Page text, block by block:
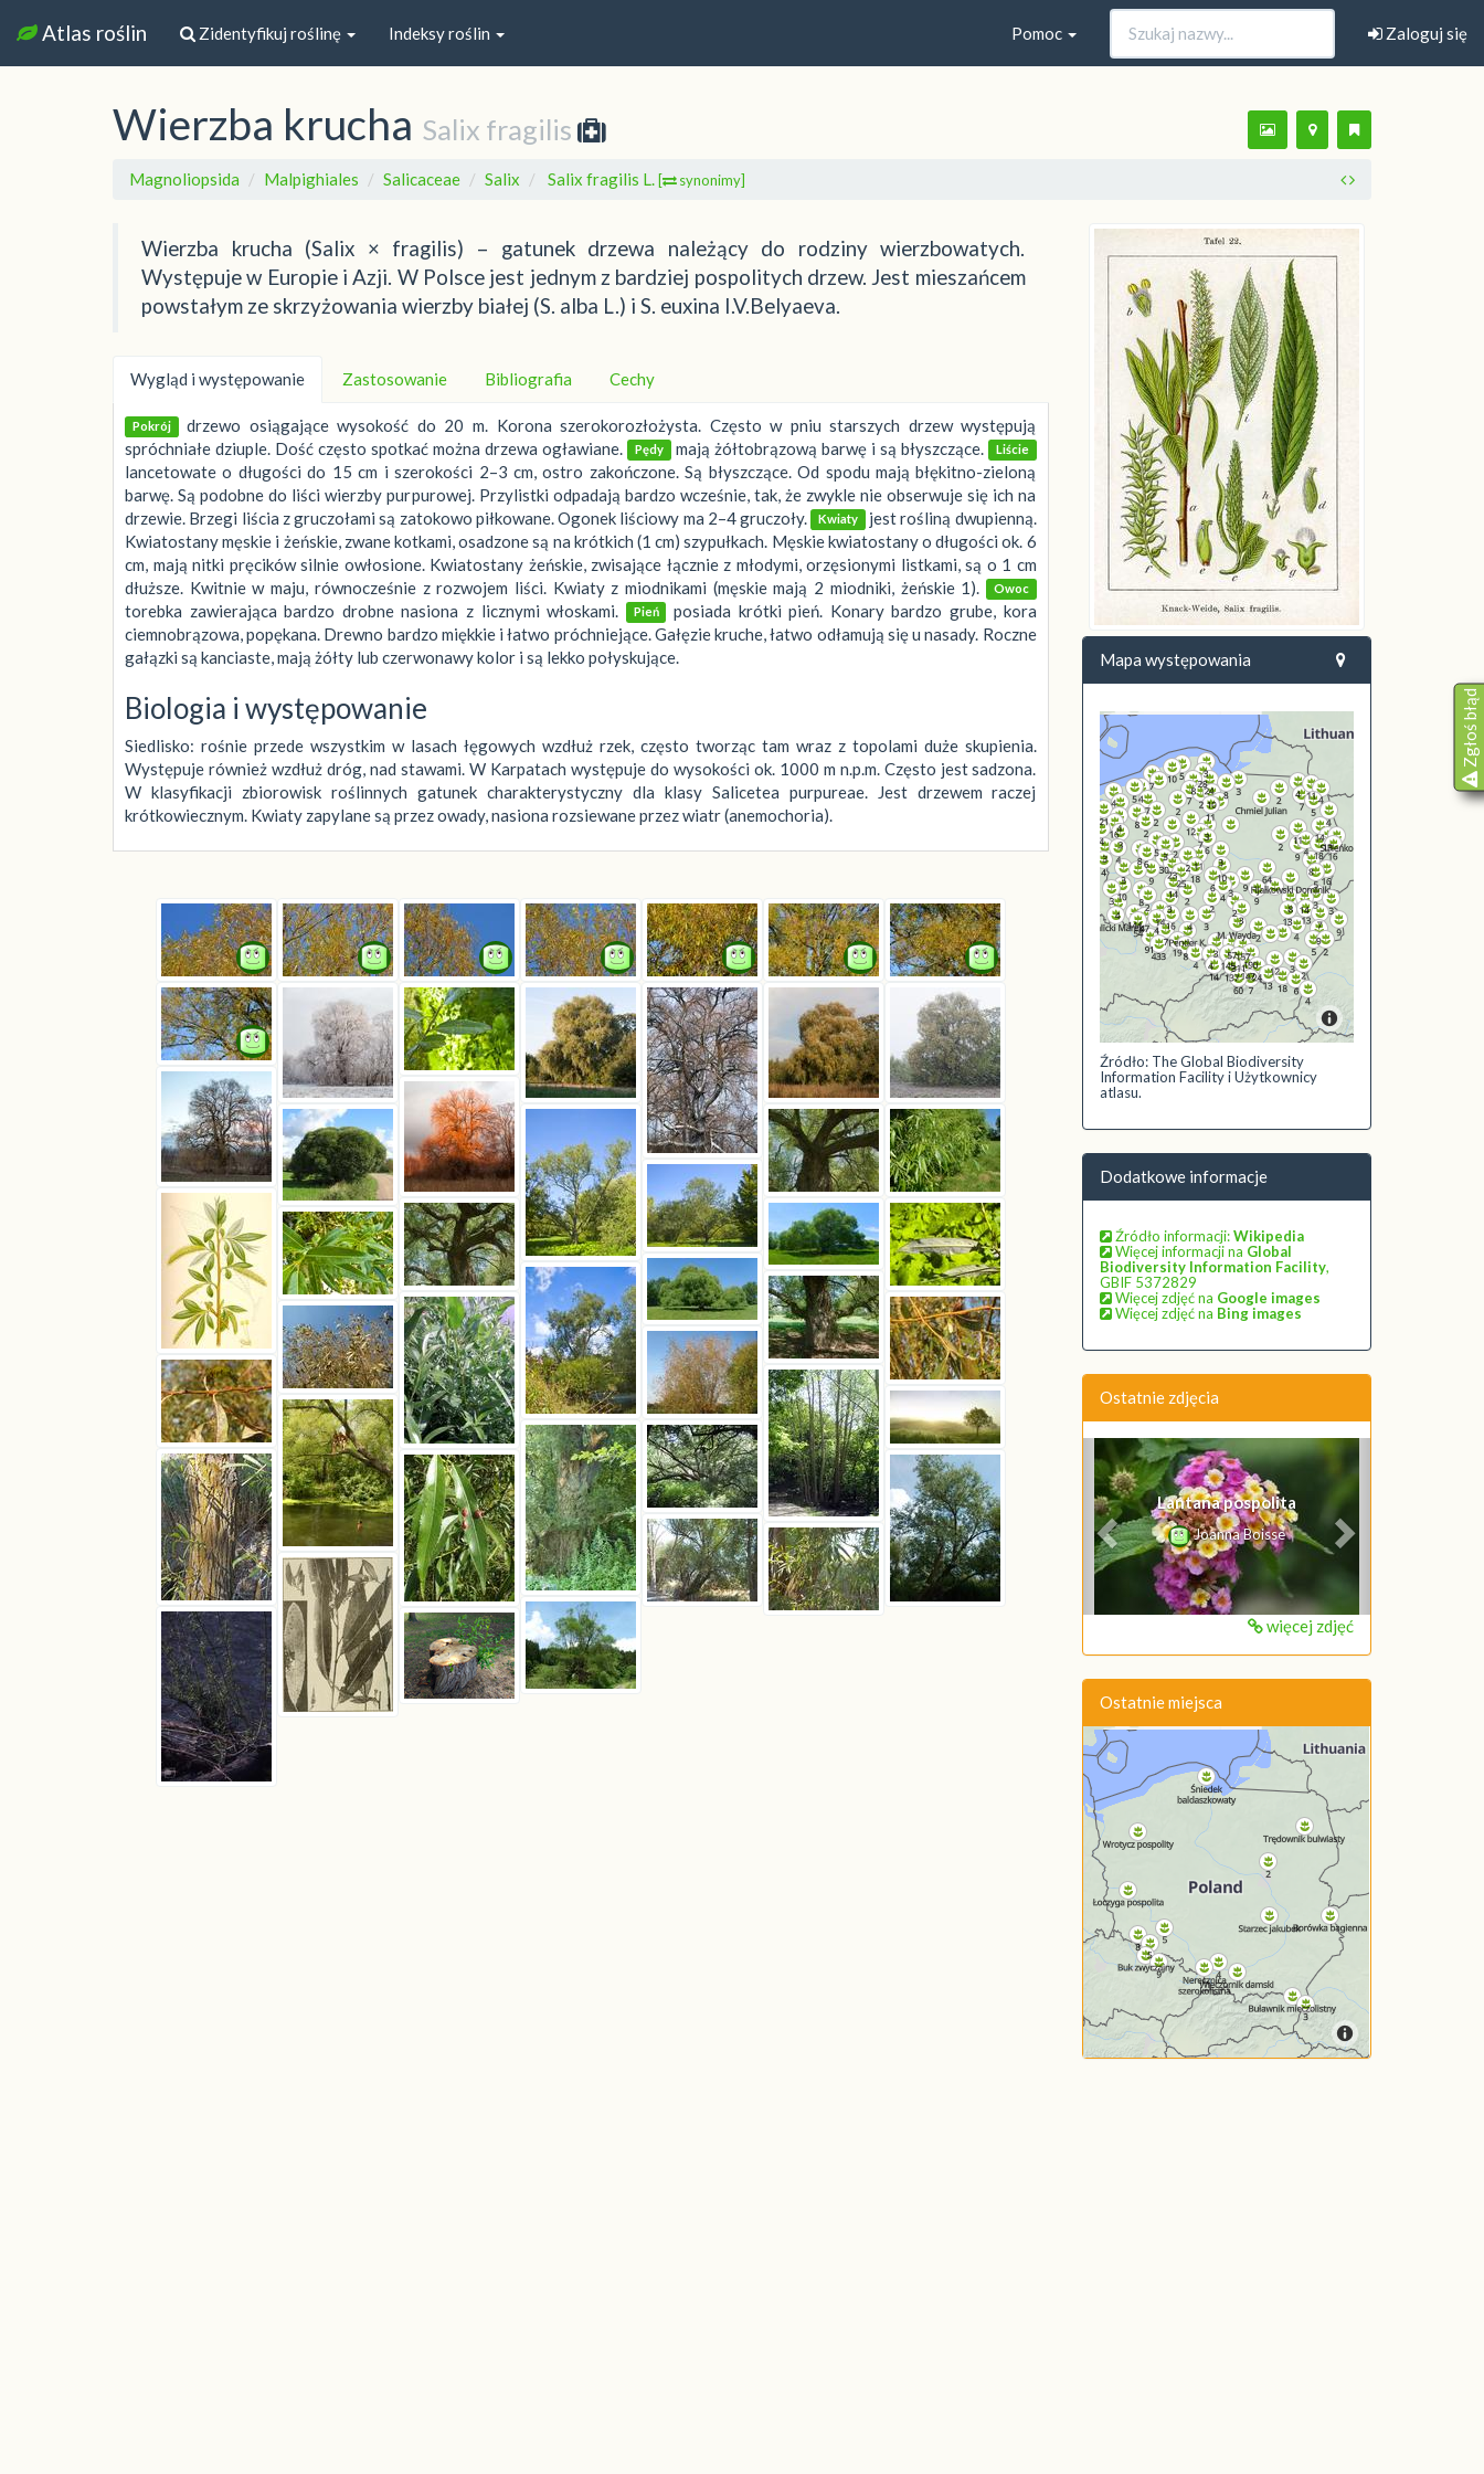
Atlas roślin Zidentyfikuj roślinę Indeksy roślin Zaloguj się
Pomoc
Wierzba krucha Salix fragilis
Magnoliopsida Malpighiales Salicaceae Salix Salix fragilis L. [ synonimy]
Wierzba krucha (Salix × fragilis) – gatunek drzewa należący do rodziny wierzbowatych.
Występuje w Europie i Azji. W Polsce jest jednym z bardziej pospolitych drzew. Jest mieszańcem
powstałym ze skrzyżowania wierzby białej (S. alba L.) i S. euxina I.V.Belyaeva.
Wygląd i występowanie Zastosowanie Bibliografia Cechy
Pokrój drzewo osiągające wysokość do 20 m. Korona szerokorozłożysta. Często w pniu starszych drzew występują
spróchniałe dziuple. Dość często spotkać można drzewa ogławiane. Pędy mają żółtobrązową barwę i są błyszczące. Liście
lancetowate o długości do 15 cm i szerokości 2–3 cm, ostro zakończone. Są błyszczące. Od spodu mają błękitno-zieloną
barwę. Są podobne do liści wierzby purpurowej. Przylistki odpadają bardzo wcześnie, tak, że zwykle nie obserwuje się ich na
drzewie. Brzegi liścia z gruczołami są zatokowo piłkowane. Ogonek liściowy ma 2–4 gruczoły.
Kwiaty jest rośliną dwupienną.
Kwiatostany męskie i żeńskie, zwane kotkami, osadzone są na krótkich (1 cm) szypułkach. Męskie kwiatostany o długości ok. 6
cm, mają nitki pręcików silnie owłosione. Kwiatostany żeńskie, zwisające łącznie z młodymi, orzęsionymi listkami, są o 1 cm
dłuższe. Kwitnie w maju, równocześnie z rozwojem liści. Kwiaty z miodnikami (męskie mają 2 miodniki, żeńskie 1).
Owoc
torebka zawierająca bardzo drobne nasiona z licznymi włoskami. Pień
posiada krótki pień. Konary bardzo grube, kora
ciemnobrązowa, popękana. Drewno bardzo miękkie i łatwo próchniejące. Gałęzie kruche, łatwo odłamują się u nasady. Roczne
gałązki są kanciaste, mają żółty lub czerwonawy kolor i są lekko połyskujące.
Biologia i występowanie
Siedlisko: rośnie przede wszystkim w lasach łęgowych wzdłuż rzek, często tworząc tam wraz z topolami duże skupienia.
Występuje również wzdłuż dróg, nad stawami. W Karpatach występuje do wysokości ok. 1000 m n.p.m. Często jest sadzona.
W klasyfikacji zbiorowisk roślinnych gatunek charakterystyczny dla klasy Salicetea purpureae. Jest drzewem raczej
krótkowiecznym. Kwiaty zapylane są przez owady, nasiona rozsiewane przez wiatr (anemochoria).
Mapa występowania
Źródło: The Global Biodiversity
Information Facility i Użytkownicy
atlasu.
Dodatkowe informacje
Źródło informacji:Wikipedia
Więcej informacji na Global
Biodiversity Information Facility,
GBIF 5372829
Więcej zdjęć na Google images
Więcej zdjęć na Bing images
Ostatnie zdjęcia
Lantana pospolita
Joanna Boisse
Poprzednie Następne
więcej zdjęć
Ostatnie miejsca
Zgłoś błąd